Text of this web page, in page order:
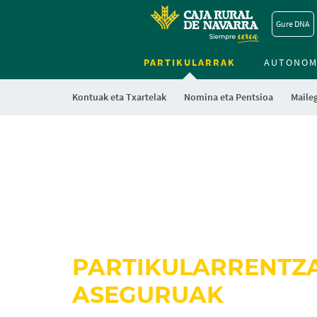
Gure DNA
PARTIKULARRAK
Kontuak eta Txartelak Nomina eta Pentsioa
ASEGURUAK